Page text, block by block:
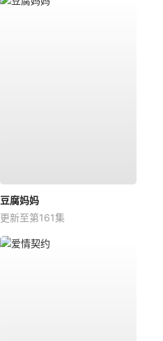
豆腐妈妈
更新至第161集